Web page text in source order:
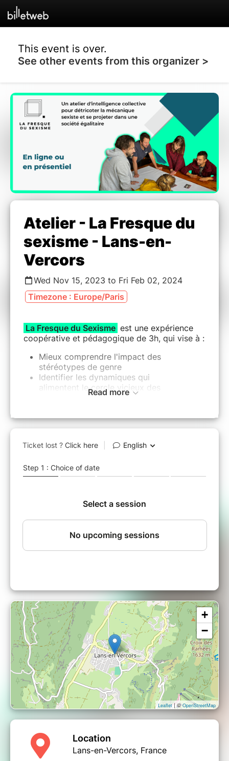
This event is over.
See other events from this organizer >
Atelier - La Fresque du
sexisme - Lans-en-
Vercors
Wed Nov 15, 2023 to Fri Feb 02, 2024
Timezone : Europe/Paris
La Fresque du Sexisme est une expérience
coopérative et pédagogique de 3h, qui vise à :
Mieux comprendre l'impact des
stéréotypes de genre
Identifier les dynamiques qui
alimentent le cercle vicieux des
cultiver l'écoute empathique
​​​​​​Gagner en pouvoir d'agir pour enrayer
la mécanique sexiste
Réflexion: Parcourir 5 lots de cartes
permettre les prises de conscience.
Leviers d’actions & mises en situation
►Raison d'être de l'association: Contribuer à
une société égalitaire et inclusive, par la
diffusion de l'outil Fresque du sexisme, grâce
à un réseau engagé incarnant nos valeurs.
En attendant l'atelier, testez vos connaissances
avec ce quiz sur les chiffres du sexisme
Read more
+
−
Leaflet| ©OpenStreetMap
Location
Lans-en-Vercors, France